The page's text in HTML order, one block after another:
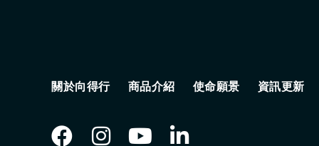
關於向得行 商品介紹 使命願景 資訊更新